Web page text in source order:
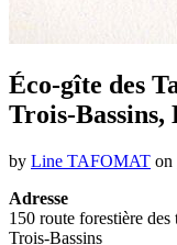
Éco-gîte des
Trois-Bassins,
by Line TAFOMAT on
Adresse
150 route forestière des
Trois-Bassins